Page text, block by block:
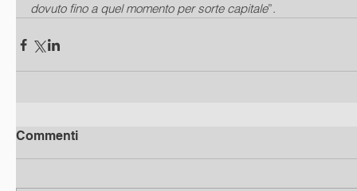
dovuto fino a quel momento per sorte capitale”.
Commenti